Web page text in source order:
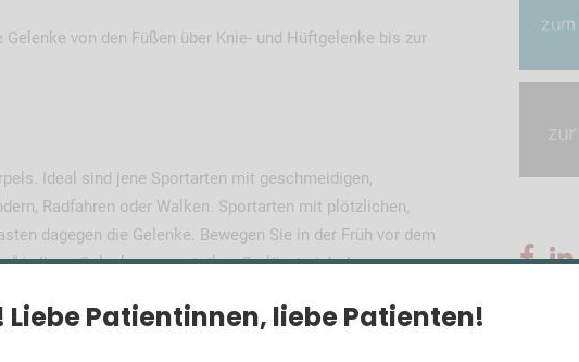
von den Füßen über Knie- und Hüftgelenke bis zur
Ideal sind jene Sportarten mit geschmeidigen,
Radfahren oder Walken. Sportarten mit plötzlichen,
dagegen die Gelenke. Bewegen Sie in der Früh vor dem
in Ihren Gelenken zu verteilen. So lässt sich der
Liebe Patientinnen, liebe Patienten!